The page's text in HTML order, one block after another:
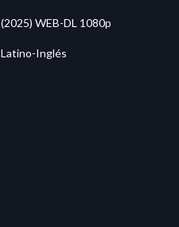
(2025) WEB-DL 1080p
Latino-Inglés